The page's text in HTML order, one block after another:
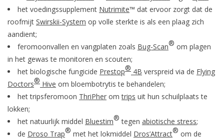
Boom bewatering
Nieuws
Treeportleden:
Blog
Merken
het voedingssupplement Nutrimite™ dat ervoor zorgt dat de
roofmijt Swirskii-System op volle sterkte is als een plaag zich
aandient;
feromoonvallen en vangplaten zoals Bug-Scan® om plagen
in het gewas te monitoren en scouten;
het biologische fungicide Prestop® 4B verspreid via de Flying
Doctors® Hive om bloembotrytis te behandelen;
het tripsferomoon ThriPher omtrips uit hun schuilplaats te
lokken;
het natuurlijk middel Bluestim® tegen abiotische stress;
de Droso Trap® met het lokmiddel Dros’Attract® om de